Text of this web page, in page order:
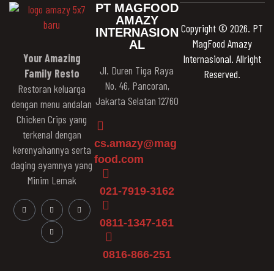
PT MAGFOOD
AMAZY
INTERNASION
AL
Jl. Duren Tiga Raya
No. 46, Pancoran,
Jakarta Selatan 12760
cs.amazy@mag
food.com
021-7919-3162
0811-1347-161
0816-866-251
Your Amazing
Family Resto
Restoran keluarga
dengan menu andalan
Chicken Crips yang
terkenal dengan
kerenyahannya serta
daging ayamnya yang
Minim Lemak
Copyright © 2026. PT
MagFood Amazy
Internasional. Allright
Reserved.